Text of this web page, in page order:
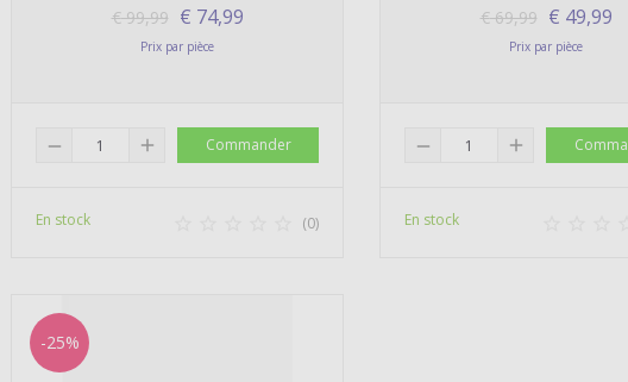
€99,99 € 74,99
Prix par pièce
remove add Commander
En stock (0)
€69,99 € 49,99
Prix par pièce
remove add
En stock
-25%